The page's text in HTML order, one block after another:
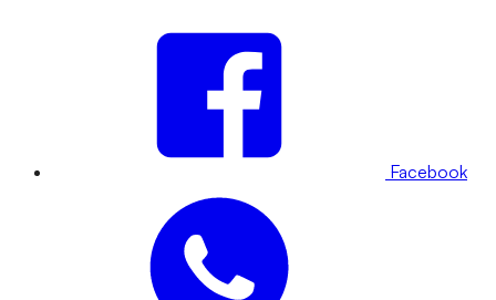
Facebook